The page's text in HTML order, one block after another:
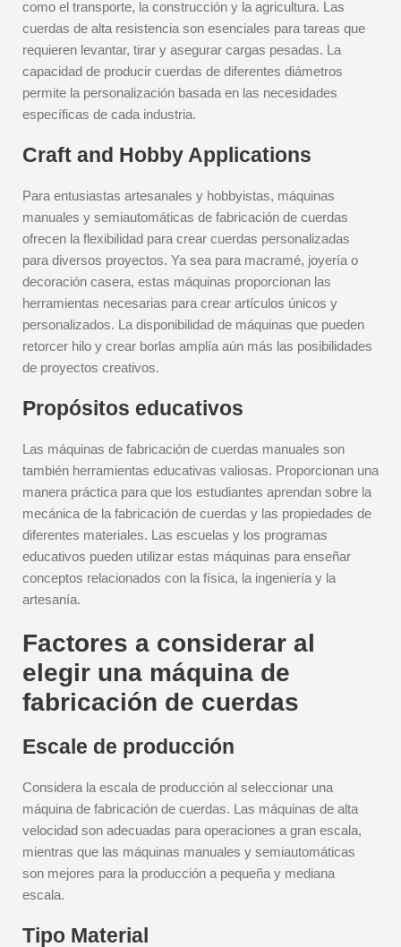
como el transporte, la construcción y la agricultura. Las
cuerdas de alta resistencia son esenciales para tareas que
requieren levantar, tirar y asegurar cargas pesadas. La
capacidad de producir cuerdas de diferentes diámetros
permite la personalización basada en las necesidades
específicas de cada industria.
Craft and Hobby Applications
Para entusiastas artesanales y hobbyistas, máquinas
manuales y semiautomáticas de fabricación de cuerdas
ofrecen la flexibilidad para crear cuerdas personalizadas
para diversos proyectos. Ya sea para macramé, joyería o
decoración casera, estas máquinas proporcionan las
herramientas necesarias para crear artículos únicos y
personalizados. La disponibilidad de máquinas que pueden
retorcer hilo y crear borlas amplía aún más las posibilidades
de proyectos creativos.
Propósitos educativos
Las máquinas de fabricación de cuerdas manuales son
también herramientas educativas valiosas. Proporcionan una
manera práctica para que los estudiantes aprendan sobre la
mecánica de la fabricación de cuerdas y las propiedades de
diferentes materiales. Las escuelas y los programas
educativos pueden utilizar estas máquinas para enseñar
conceptos relacionados con la física, la ingeniería y la
artesanía.
Factores a considerar al
elegir una máquina de
fabricación de cuerdas
Escale de producción
Considera la escala de producción al seleccionar una
máquina de fabricación de cuerdas. Las máquinas de alta
velocidad son adecuadas para operaciones a gran escala,
mientras que las máquinas manuales y semiautomáticas
son mejores para la producción a pequeña y mediana
escala.
Tipo Material